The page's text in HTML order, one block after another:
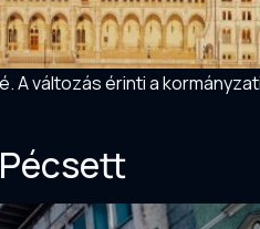
A változás érinti a